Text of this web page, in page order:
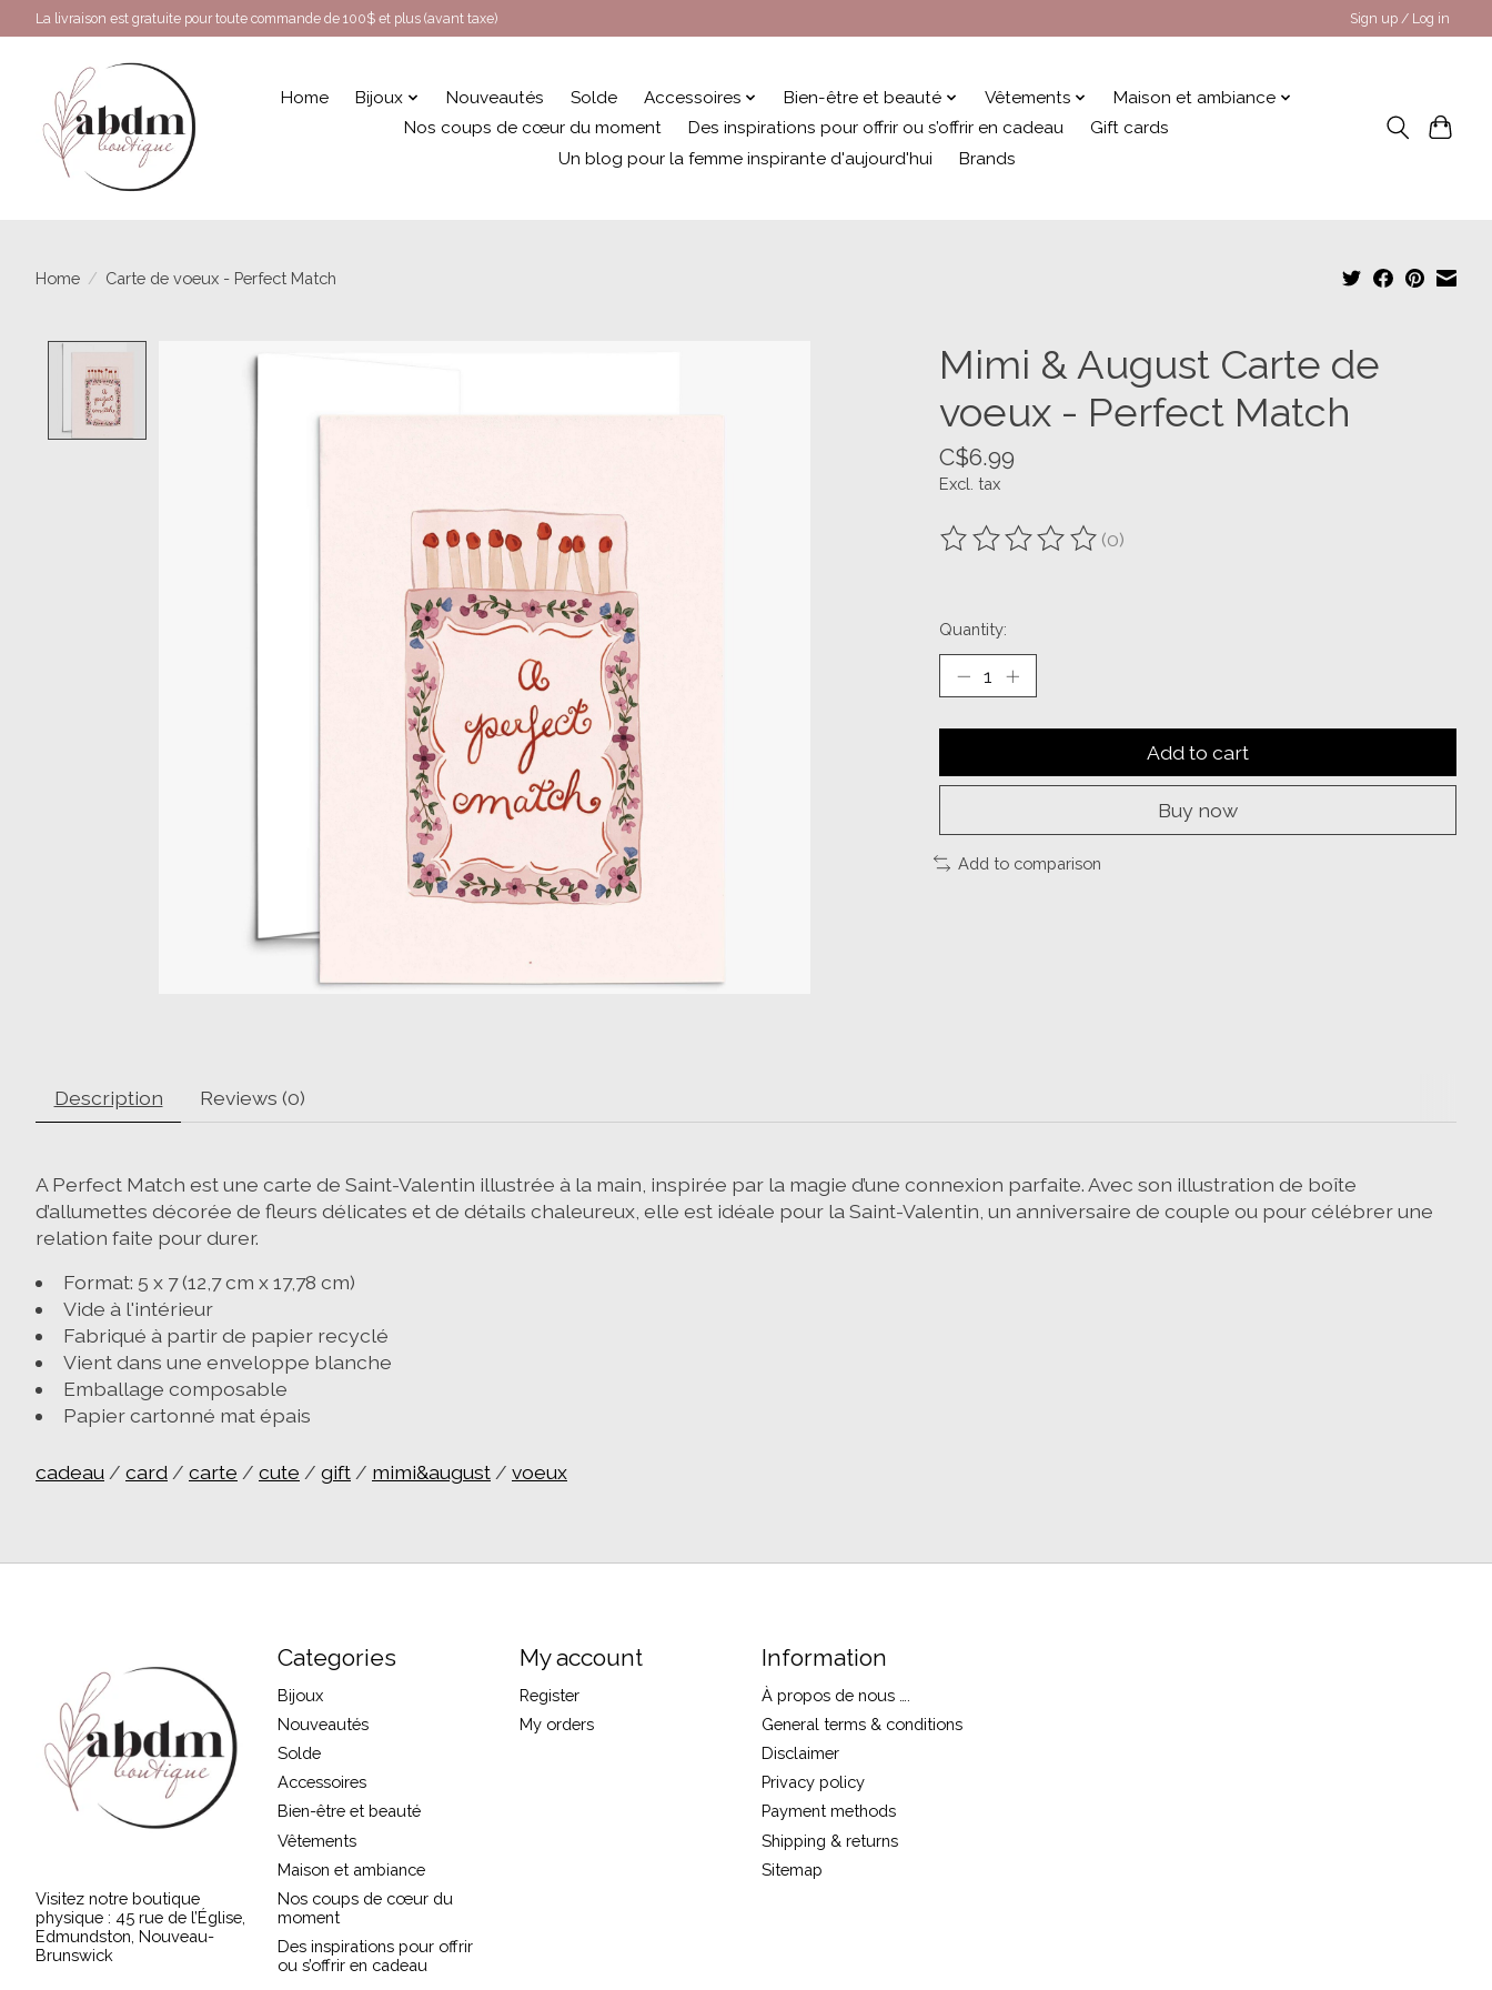
La livraison est gratuite pour toute commande de 100$ et plus (avant taxe) Sign up / Log in
Home Bijoux Nouveautés Solde Accessoires Bien-être et beauté Vêtements
Maison et ambiance
Nos coups de cœur du moment
Des inspirations pour offrir ou s’offrir en cadeau
Gift cards
Un blog pour la femme inspirante d'aujourd'hui
Brands
Home / Carte de voeux - Perfect Match
Product image slideshow Items
Mimi & August Carte de
voeux - Perfect Match
C$6.99
Excl. tax
The rating of this product is
(0)
Quantity:
Add to cart
Buy now
Add to comparison
Description Reviews (0)
A Perfect Match est une carte de Saint-Valentin illustrée à la main, inspirée par la magie d’une connexion parfaite. Avec son illustration de boîte
d’allumettes décorée de fleurs délicates et de détails chaleureux, elle est idéale pour la Saint-Valentin, un anniversaire de couple ou pour célébrer une
relation faite pour durer.
Format: 5 x 7 (12,7 cm x 17,78 cm)
Vide à l'intérieur
Fabriqué à partir de papier recyclé
Vient dans une enveloppe blanche
Emballage composable
Papier cartonné mat épais
cadeau / card / carte / cute / gift / mimi&august / voeux
Visitez notre boutique
physique : 45 rue de l’Église,
Edmundston, Nouveau-
Brunswick
Categories
Bijoux
Nouveautés
Solde
Accessoires
Bien-être et beauté
Vêtements
Maison et ambiance
Nos coups de cœur du
moment
Des inspirations pour offrir
ou s’offrir en cadeau
My account
Register
My orders
Information
À propos de nous ….
General terms & conditions
Disclaimer
Privacy policy
Payment methods
Shipping & returns
Sitemap